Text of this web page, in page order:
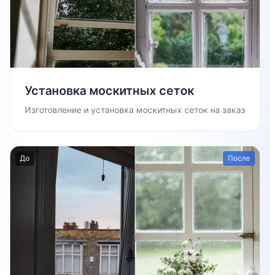
Установка москитных сеток
Изготовление и установка москитных сеток на заказ
До После